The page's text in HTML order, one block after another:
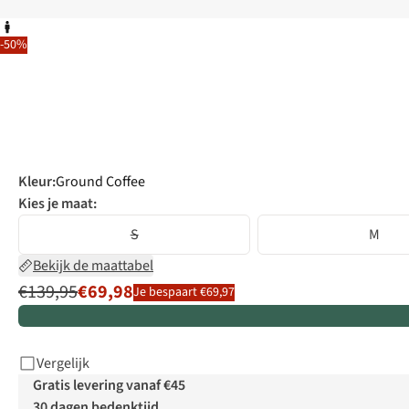
-50%
Kleur:Ground Coffee
Kies je maat:
S
M
Bekijk de maattabel
€139,95€69,98Je bespaart €69,97
Vergelijk
Gratis levering vanaf €45